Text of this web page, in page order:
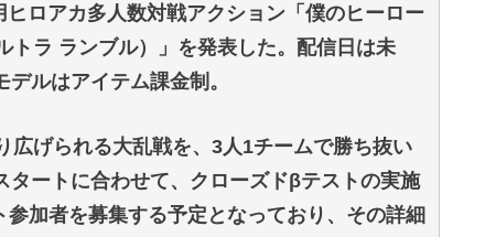
ロアカ多人数対戦アクション「僕のヒーロー
トラ ランブル）」を発表した。配信日は未
ルはアイテム課金制。
広げられる大乱戦を、3人1チームで勝ち抜い
タートに合わせて、クローズドβテストの実施
加者を募集する予定となっており、その詳細